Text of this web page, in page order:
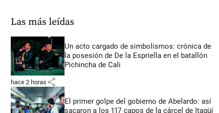
Las más leídas
Un acto cargado de simbolismos: crónica de
la posesión de De la Espriella en el batallón
Pichincha de Cali
hace 2 horas share
El primer golpe del gobierno de Abelardo: así
sacaron a los 117 capos de la cárcel de Itagüí